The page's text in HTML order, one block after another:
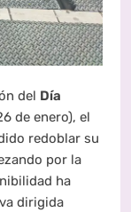
del Día
de enero), el
redoblar su
por la
ha
dirigida